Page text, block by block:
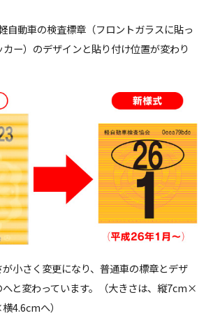
自動車の検査標章（フロントガラスに貼っ
ー）のデザインと貼り付け位置が変わり
小さく変更になり、普通車の標章とデザ
へと変わっています。（大きさは、縦7cm×
4.6cmへ）